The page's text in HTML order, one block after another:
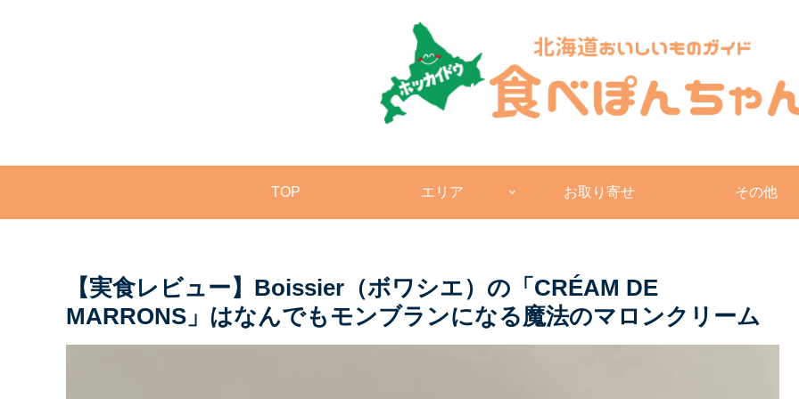
TOP エリア お取り寄せ その他
【実食レビュー】Boissier（ボワシエ）の「CRÉAM DE
MARRONS」はなんでもモンブランになる魔法のマロンクリーム